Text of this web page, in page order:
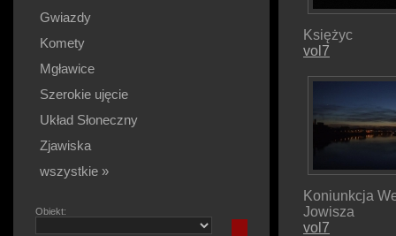
Gwiazdy
Komety
Mgławice
Szerokie ujęcie
Układ Słoneczny
Zjawiska
wszystkie »
Obiekt:
Księżyc
vol7
Koniunkcja
Jowisza
vol7